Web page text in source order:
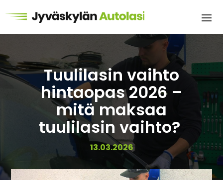
Tuulilasin vaihto
hintaopas 2026 –
mitä maksaa
tuulilasin vaihto?
13.03.2026